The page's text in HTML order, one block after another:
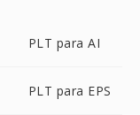
PLT para AI
PLT para EPS